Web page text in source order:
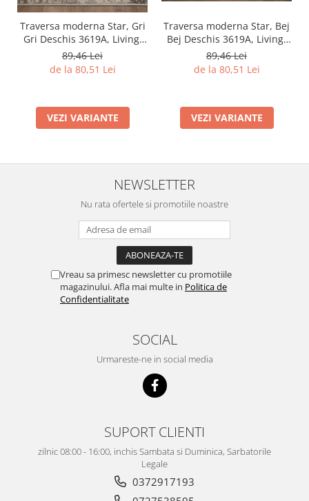
Traversa moderna Star, Gri
Gri Deschis 3619A, Living,
Dormitor, Hol, 80 x 250 cm
89,46 Lei
de la 80,51 Lei
VEZI VARIANTE
Traversa moderna Star, Bej
Bej Deschis 3619A, Living,
Dormitor, Hol, 80 x 250 cm
89,46 Lei
de la 80,51 Lei
VEZI VARIANTE
NEWSLETTER
Nu rata ofertele si promotiile noastre
Vreau sa primesc newsletter cu promotiile
magazinului. Afla mai multe in Politica de
Confidentialitate
SOCIAL
Urmareste-ne in social media
SUPORT CLIENTI
zilnic 08:00 - 16:00, inchis Sambata si Duminica, Sarbatorile
Legale
0372917193